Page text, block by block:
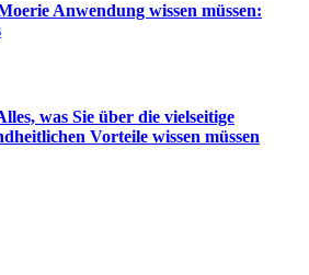
Anwendung wissen müssen:
was Sie über die vielseitige
Vorteile wissen müssen